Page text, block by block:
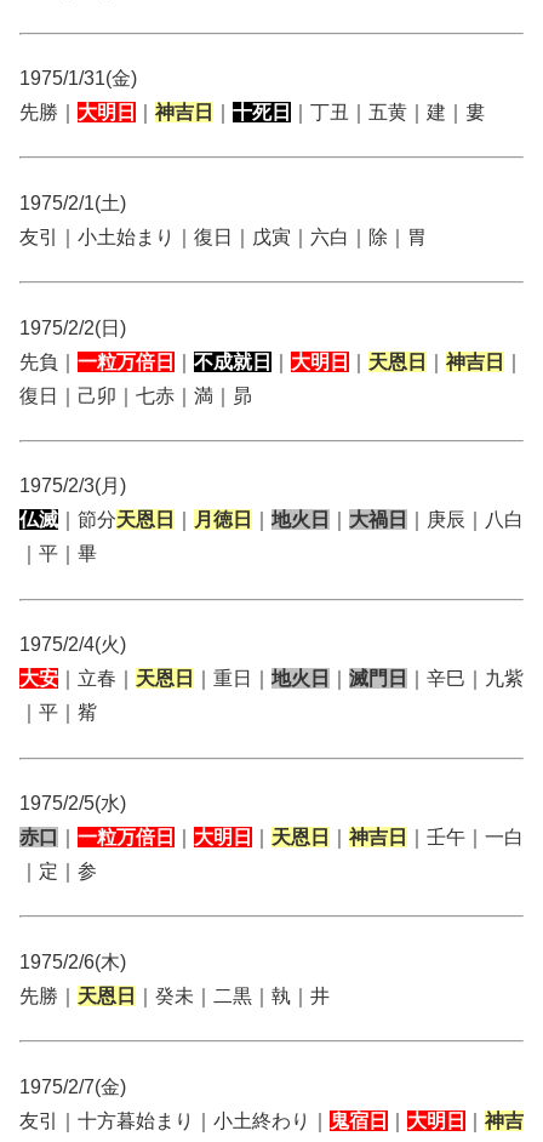
1975/1/31(金)
先勝｜ 大明日 神吉日 十死日 ｜丁丑｜五黄｜建｜婁
1975/2/1(土)
友引｜小土始まり｜復日｜戊寅｜六白｜除｜胃
1975/2/2(日)
先負｜ 一粒万倍日 不成就日 大明日 天恩日 神吉日
復日｜己卯｜七赤｜満｜昴
1975/2/3(月)
仏滅 ｜節分天恩日 月徳日 地火日 大禍日
｜庚辰｜八白
｜平｜畢
1975/2/4(火)
大安 ｜立春｜ 天恩日 ｜重日｜ 地火日 滅門日
｜辛巳｜九紫
｜平｜觜
1975/2/5(水)
赤口
一粒万倍日 大明日 天恩日 神吉日
｜壬午｜一白
｜定｜参
1975/2/6(木)
先勝｜ 天恩日 ｜癸未｜二黒｜執｜井
1975/2/7(金)
友引｜十方暮始まり｜小土終わり｜
鬼宿日 大明日
神吉